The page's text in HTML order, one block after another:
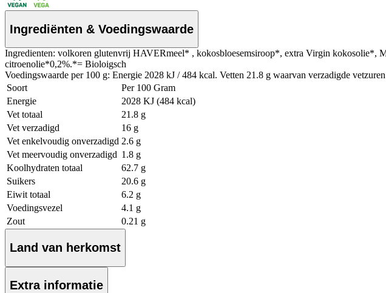
Ingrediënten & Voedingswaarde
Ingredienten: volkoren glutenvrij HAVERmeel* , kokosbloesemsiroop*, extra Virgin kokosolie*,
citroenolie*0,2%.*= Bioloigsch
Voedingswaarde per 100 g: Energie 2028 kJ / 484 kcal. Vetten 21.8 g waarvan verzadigde
Soort
Per 100 Gram
Energie
2028 KJ (484 kcal)
Vet totaal
21.8 g
Vet verzadigd
16 g
Vet enkelvoudig onverzadigd 2.6 g
Vet meervoudig onverzadigd 1.8 g
Koolhydraten totaal
62.7 g
Suikers
20.6 g
Eiwit totaal
6.2 g
Voedingsvezel
4.1 g
Zout
0.21 g
Land van herkomst
Extra informatie